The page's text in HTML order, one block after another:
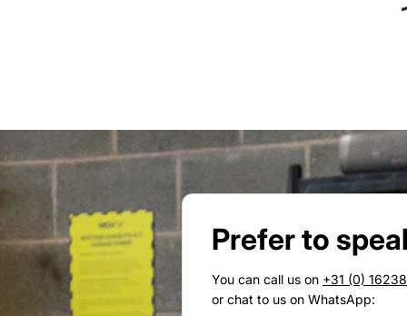
Prefer to
You can call us on +31 (0)
or chat to us on WhatsApp: